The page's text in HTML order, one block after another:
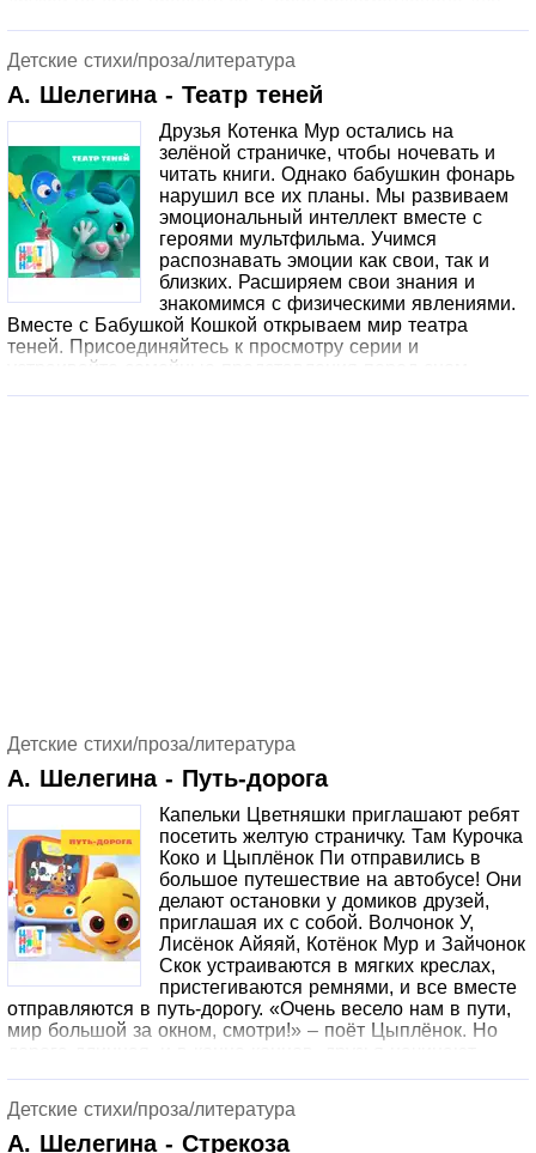
простыми словами из песни серии «Ты и я», а детям
осознать важность соблюдения режима дня.
Детские стихи/проза/литература
А. Шелегина - Театр теней
Друзья Котенка Мур остались на
зелёной страничке, чтобы ночевать и
читать книги. Однако бабушкин фонарь
нарушил все их планы. Мы развиваем
эмоциональный интеллект вместе с
героями мультфильма. Учимся
распознавать эмоции как свои, так и
близких. Расширяем свои знания и
знакомимся с физическими явлениями.
Вместе с Бабушкой Кошкой открываем мир театра
теней. Присоединяйтесь к просмотру серии и
устраивайте семейные представления перед сном.
Детские стихи/проза/литература
А. Шелегина - Путь-дорога
Капельки Цветняшки приглашают ребят
посетить желтую страничку. Там Курочка
Коко и Цыплёнок Пи отправились в
большое путешествие на автобусе! Они
делают остановки у домиков друзей,
приглашая их с собой. Волчонок У,
Лисёнок Айяяй, Котёнок Мур и Зайчонок
Скок устраиваются в мягких креслах,
пристегиваются ремнями, и все вместе
отправляются в путь-дорогу. «Очень весело нам в пути,
мир большой за окном, смотри!» – поёт Цыплёнок. Но
предметы определенной формы – сначала круглые,
потом квадратные и, наконец, треугольные.
Детские стихи/проза/литература
А. Шелегина - Стрекоза